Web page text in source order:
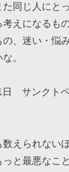
た同じ人にと
えになるも
、迷い・悩
。
日 サンクト
えられない
と最悪なこ